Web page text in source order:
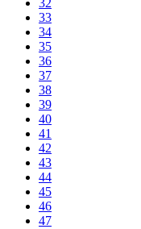
32
33
34
35
36
37
38
39
40
41
42
43
44
45
46
47